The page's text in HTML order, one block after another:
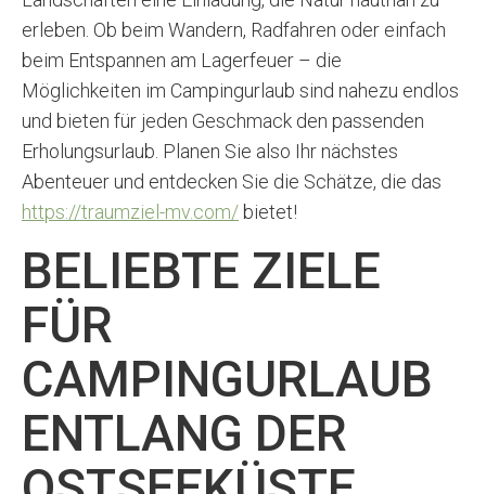
erleben. Ob beim Wandern, Radfahren oder einfach
beim Entspannen am Lagerfeuer – die
Möglichkeiten im Campingurlaub sind nahezu endlos
und bieten für jeden Geschmack den passenden
Erholungsurlaub. Planen Sie also Ihr nächstes
Abenteuer und entdecken Sie die Schätze, die das
https://traumziel-mv.com/ bietet!
BELIEBTE ZIELE
FÜR
CAMPINGURLAUB
ENTLANG DER